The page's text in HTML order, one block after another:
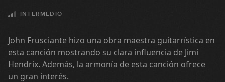
INTERMEDIO
John Frusciante hizo una obra maestra guitarrística en
esta canción mostrando su clara influencia de Jimi
Hendrix. Además, la armonía de esta canción ofrece
un gran interés.
Los Fabulosos Cadillacs - Matador
(simplificada)